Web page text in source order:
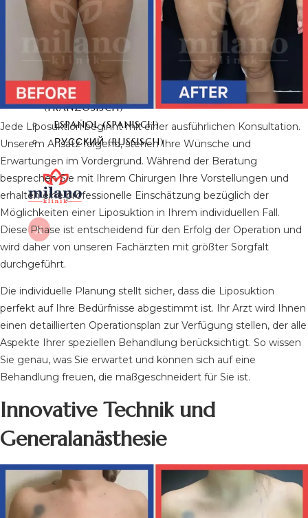
DEUTSCH
TÜRKÇE(TÜRKISCH
ENGLISH(ENGLISCH
ITALIANO
ITALIENISCH
FRANÇAIS
(FRANZÖSISCH)
ESPAÑOL(SPANISCH)
РУССКИЙ(RUSSISCH)
X
Jede Liposuktion beginnt mit einer ausführlichen Konsultation.
Unserem Ansatz folgend, stehen Ihre Wünsche und
Erwartungen im Vordergrund. Während der Beratung
besprechen Sie mit Ihrem Chirurgen Ihre Vorstellungen und
erhalten eine professionelle Einschätzung bezüglich der
Möglichkeiten einer Liposuktion in Ihrem individuellen Fall.
Diese Phase ist entscheidend für den Erfolg der Operation und
wird daher von unseren Fachärzten mit größter Sorgfalt
durchgeführt.
Die individuelle Planung stellt sicher, dass die Liposuktion
perfekt auf Ihre Bedürfnisse abgestimmt ist. Ihr Arzt wird Ihnen
einen detaillierten Operationsplan zur Verfügung stellen, der alle
Aspekte Ihrer speziellen Behandlung berücksichtigt. So wissen
Sie genau, was Sie erwartet und können sich auf eine
Behandlung freuen, die maßgeschneidert für Sie ist.
Innovative Technik und
Generalanästhesie